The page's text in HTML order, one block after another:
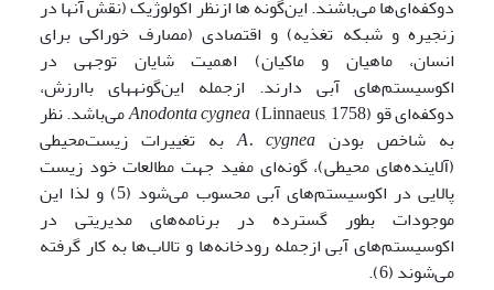
دوکفه‌ای‌ها می‌باشند. این‌گونه ها ازنظر اکولوژیک (نقش آنها در
زنجیره و شبکه تغذیه) و اقتصادی (مصارف خوراکی برای
انسان، ماهیان و ماکیان) اهمیت شایان توجهی در
اکوسیستم‌های آبی دارند. ازجمله این‌گونه­های باارزش،
دوکفه‌ای قو
Anodontacygnea
(Linnaeus, 1758) می‌باشد. نظر
به شاخص بودن
A. cygnea
به تغییرات زیست‌محیطی
(آلاینده‌های محیطی)، گونه‌ای مفید جهت مطالعات خود زیست
پالایی در اکوسیستم‌های آبی محسوب می‌شود (5) و لذا این
موجودات بطور گسترده در برنامه‌های مدیریتی در
اکوسیستم‌های آبی ازجمله رودخانه‌ها و تالاب‌ها به کار گرفته
می‌شوند (6).